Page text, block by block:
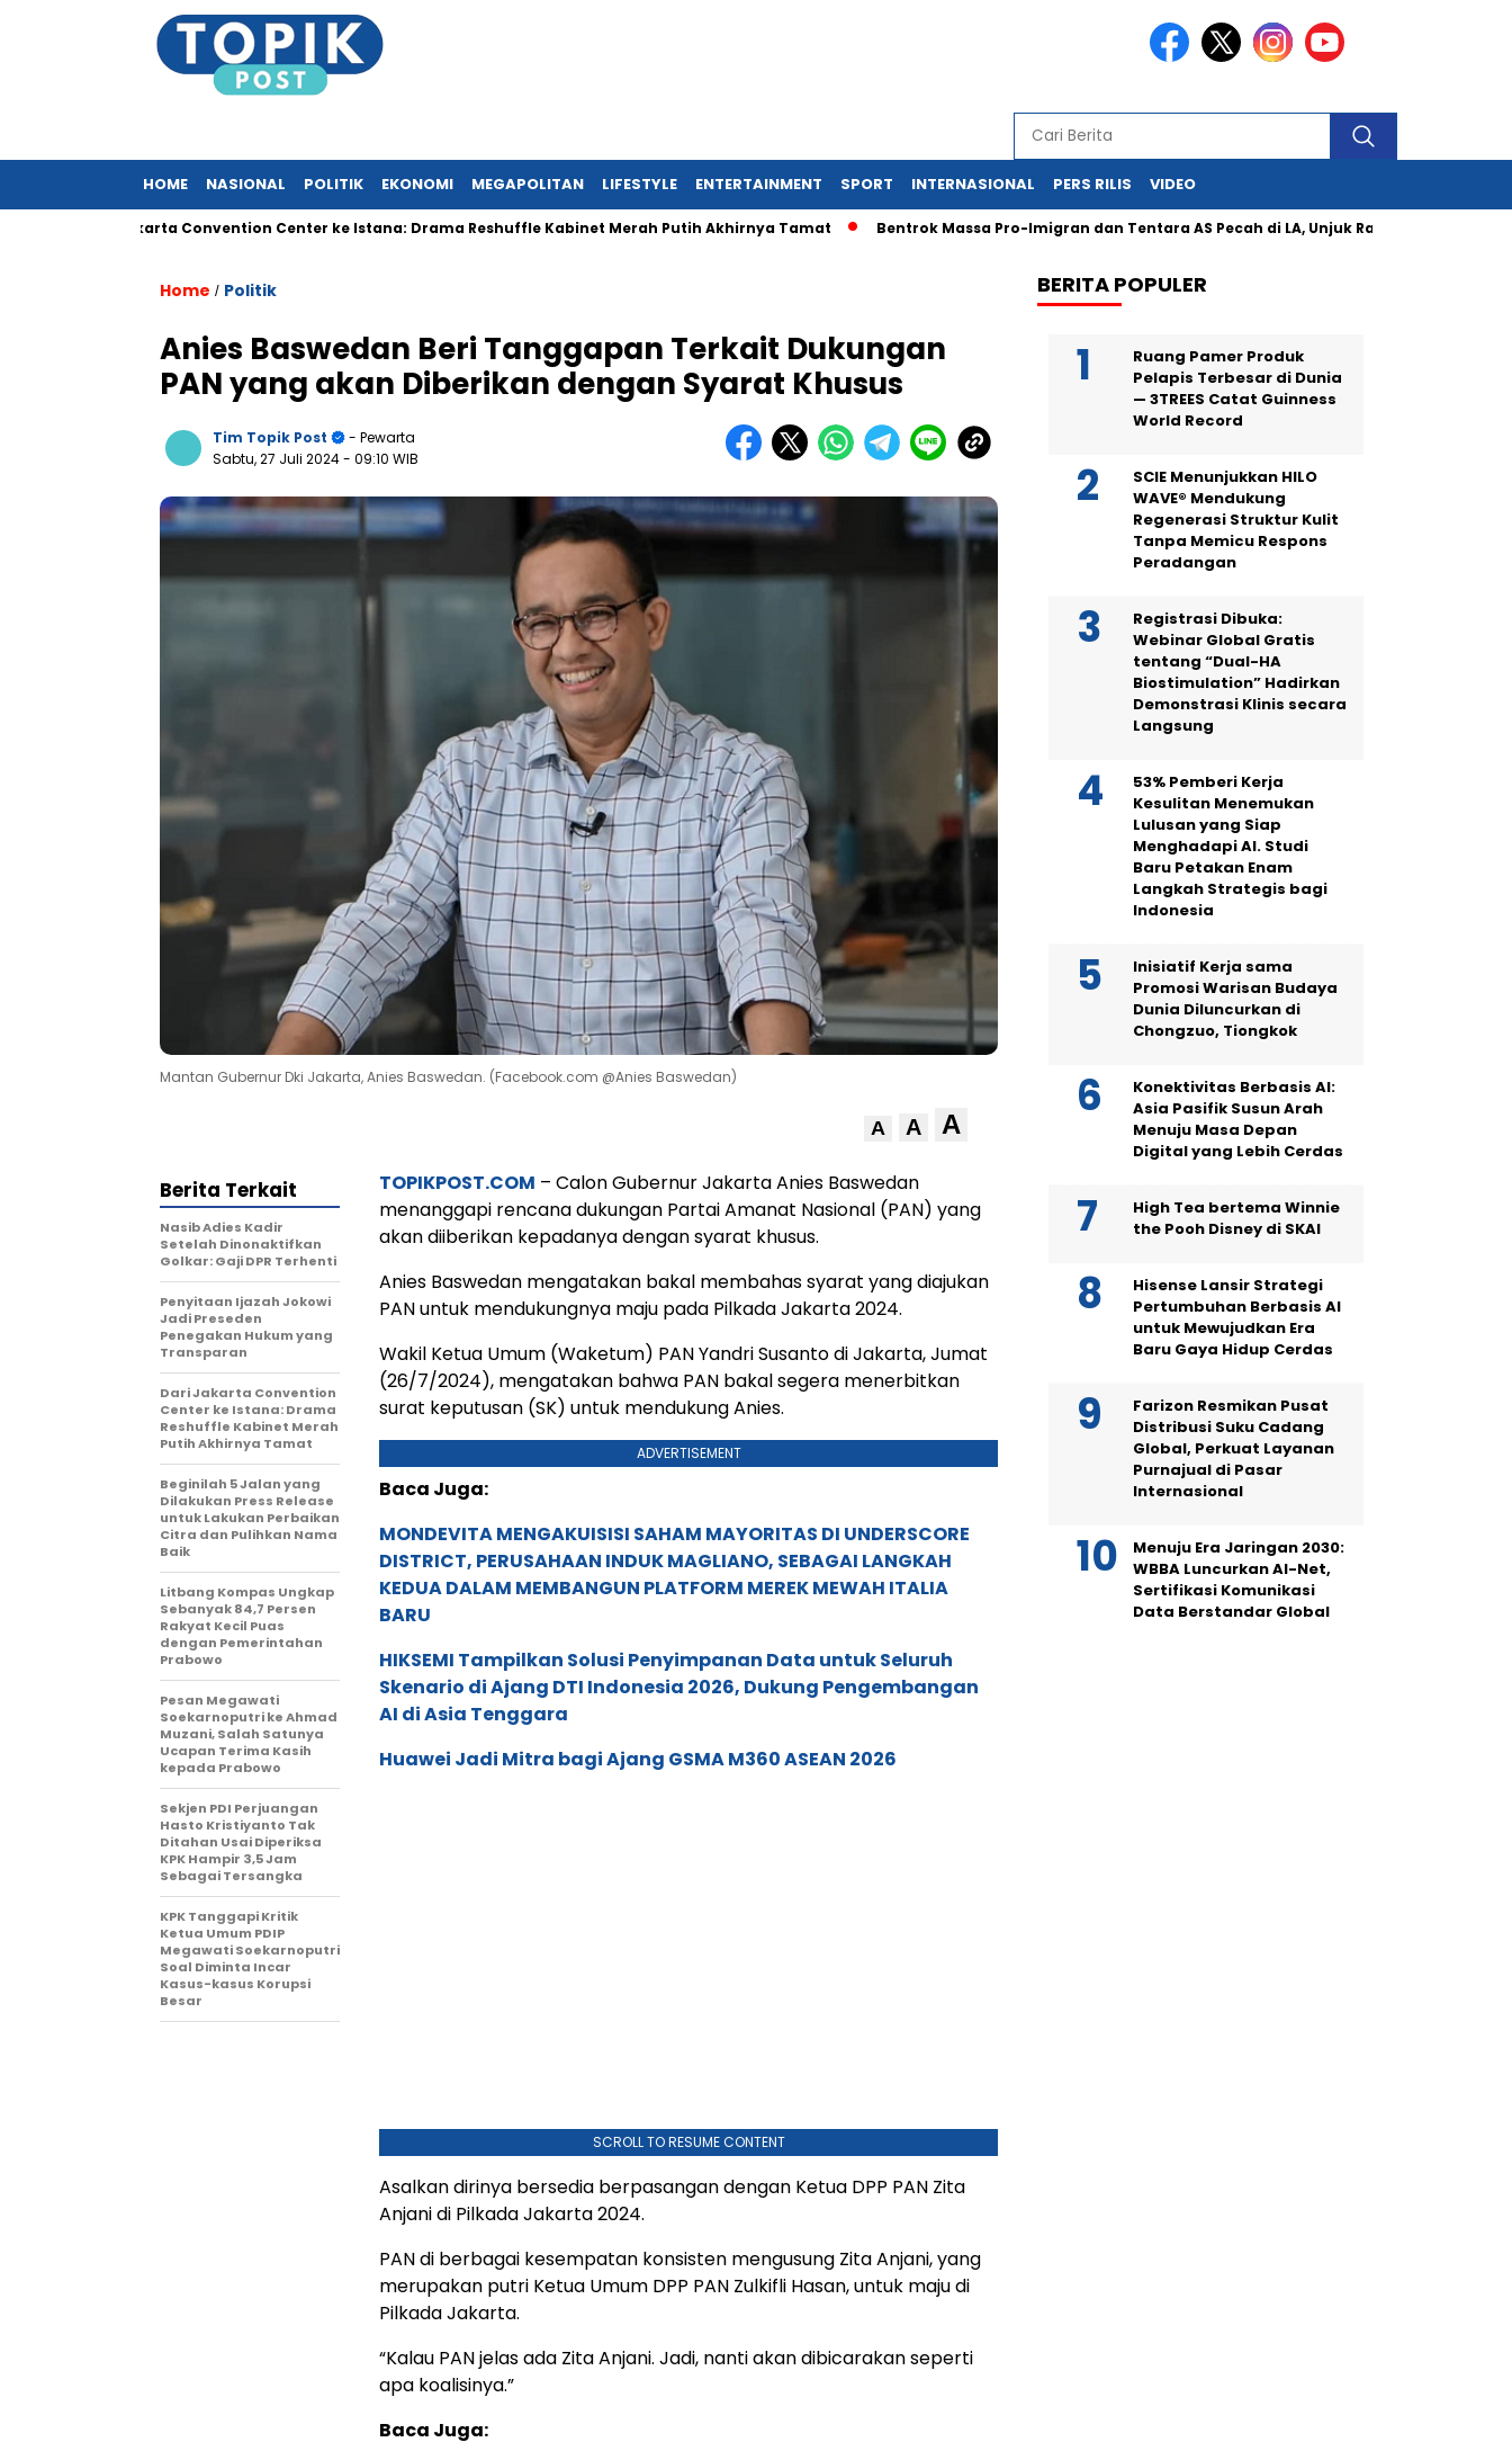
HOME NASIONAL POLITIK EKONOMI MEGAPOLITAN LIFESTYLE ENTERTAINMENT SPORT INTERNASIONAL PERS RILIS VIDEO
Dari Jakarta Convention Center ke Istana: Drama Reshuffle Kabinet Merah Putih Akhirnya Tamat Bentrok Massa Pro-Imigran dan Tentara AS Pecah di LA, Unjuk Rasa Damai Dibalas
Home / Politik
Anies Baswedan Beri Tanggapan Terkait Dukungan
PAN yang akan Diberikan dengan Syarat Khusus
Tim Topik Post
- Pewarta
Sabtu, 27 Juli 2024- 09:10 WIB
Mantan Gubernur Dki Jakarta, Anies Baswedan. (Facebook.com @Anies Baswedan)
A A A
TOPIKPOST.COM – Calon Gubernur Jakarta Anies Baswedan
menanggapi rencana dukungan Partai Amanat Nasional (PAN) yang
akan diiberikan kepadanya dengan syarat khusus.
Anies Baswedan mengatakan bakal membahas syarat yang diajukan
PAN untuk mendukungnya maju pada Pilkada Jakarta 2024.
Wakil Ketua Umum (Waketum) PAN Yandri Susanto di Jakarta, Jumat
(26/7/2024), mengatakan bahwa PAN bakal segera menerbitkan
surat keputusan (SK) untuk mendukung Anies.
ADVERTISEMENT
Baca Juga:
MONDEVITA MENGAKUISISI SAHAM MAYORITAS DI UNDERSCORE
DISTRICT, PERUSAHAAN INDUK MAGLIANO, SEBAGAI LANGKAH
KEDUA DALAM MEMBANGUN PLATFORM MEREK MEWAH ITALIA
BARU
HIKSEMI Tampilkan Solusi Penyimpanan Data untuk Seluruh
Skenario di Ajang DTI Indonesia 2026, Dukung Pengembangan
AI di Asia Tenggara
Huawei Jadi Mitra bagi Ajang GSMA M360 ASEAN 2026
SCROLL TO RESUME CONTENT
Asalkan dirinya bersedia berpasangan dengan Ketua DPP PAN Zita
Anjani di Pilkada Jakarta 2024.
PAN di berbagai kesempatan konsisten mengusung Zita Anjani, yang
merupakan putri Ketua Umum DPP PAN Zulkifli Hasan, untuk maju di
Pilkada Jakarta.
“Kalau PAN jelas ada Zita Anjani. Jadi, nanti akan dibicarakan seperti
apa koalisinya.”
Baca Juga:
Berita Terkait
Nasib Adies Kadir
Setelah Dinonaktifkan
Golkar: Gaji DPR Terhenti
Penyitaan Ijazah Jokowi
Jadi Preseden
Penegakan Hukum yang
Transparan
Dari Jakarta Convention
Center ke Istana: Drama
Reshuffle Kabinet Merah
Putih Akhirnya Tamat
Beginilah 5 Jalan yang
Dilakukan Press Release
untuk Lakukan Perbaikan
Citra dan Pulihkan Nama
Baik
Litbang Kompas Ungkap
Sebanyak 84,7 Persen
Rakyat Kecil Puas
dengan Pemerintahan
Prabowo
Pesan Megawati
Soekarnoputri ke Ahmad
Muzani, Salah Satunya
Ucapan Terima Kasih
kepada Prabowo
Sekjen PDI Perjuangan
Hasto Kristiyanto Tak
Ditahan Usai Diperiksa
KPK Hampir 3,5 Jam
Sebagai Tersangka
KPK Tanggapi Kritik
Ketua Umum PDIP
Megawati Soekarnoputri
Soal Diminta Incar
Kasus-kasus Korupsi
Besar
BERITA POPULER
Ruang Pamer Produk
Pelapis Terbesar di Dunia
— 3TREES Catat Guinness
World Record
SCIE Menunjukkan HILO
WAVE® Mendukung
Regenerasi Struktur Kulit
Tanpa Memicu Respons
Peradangan
Registrasi Dibuka:
Webinar Global Gratis
tentang “Dual-HA
Biostimulation” Hadirkan
Demonstrasi Klinis secara
Langsung
53% Pemberi Kerja
Kesulitan Menemukan
Lulusan yang Siap
Menghadapi AI. Studi
Baru Petakan Enam
Langkah Strategis bagi
Indonesia
Inisiatif Kerja sama
Promosi Warisan Budaya
Dunia Diluncurkan di
Chongzuo, Tiongkok
Konektivitas Berbasis AI:
Asia Pasifik Susun Arah
Menuju Masa Depan
Digital yang Lebih Cerdas
High Tea bertema Winnie
the Pooh Disney di SKAI
Hisense Lansir Strategi
Pertumbuhan Berbasis AI
untuk Mewujudkan Era
Baru Gaya Hidup Cerdas
Farizon Resmikan Pusat
Distribusi Suku Cadang
Global, Perkuat Layanan
Purnajual di Pasar
Internasional
Menuju Era Jaringan 2030:
WBBA Luncurkan AI-Net,
Sertifikasi Komunikasi
Data Berstandar Global